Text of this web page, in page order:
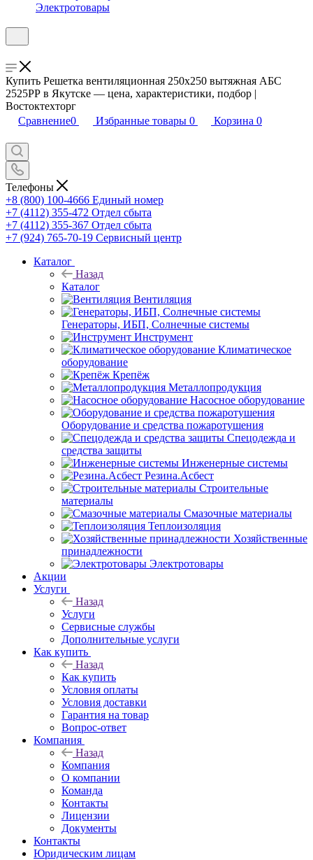
Электротовары
Купить Решетка вентиляционная 250х250 вытяжная АБС
2525РР в Якутске — цена, характеристики, подбор |
Востоктехторг
Сравнение0 Избранные товары 0 Корзина 0
Телефоны
+8 (800) 100-4666 Единый номер
+7 (4112) 355-472 Отдел сбыта
+7 (4112) 355-367 Отдел сбыта
+7 (924) 765-70-19 Сервисный центр
Каталог
Назад
Каталог
Вентиляция
Генераторы, ИБП, Солнечные системы
Инструмент
Климатическое
оборудование
Крепёж
Металлопродукция
Насосное оборудование
Оборудование и средства пожаротушения
Спецодежда и
средства защиты
Инженерные системы
Резина.Асбест
Строительные
материалы
Смазочные материалы
Теплоизоляция
Хозяйственные
принадлежности
Электротовары
Акции
Услуги
Назад
Услуги
Сервисные службы
Дополнительные услуги
Как купить
Назад
Как купить
Условия оплаты
Условия доставки
Гарантия на товар
Вопрос-ответ
Компания
Назад
Компания
О компании
Команда
Контакты
Лицензии
Документы
Контакты
Юридическим лицам